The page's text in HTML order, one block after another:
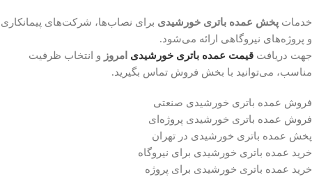
خدمات پخش عمده باتری خورشیدی برای نصاب‌ها، شرکت‌های پیمانکاری
و پروژه‌های نیروگاهی ارائه می‌شود.
جهت دریافت قیمت عمده باتری خورشیدی امروز و انتخاب ظرفیت
مناسب، می‌توانید با بخش فروش تماس بگیرید.
فروش عمده باتری خورشیدی صنعتی
فروش عمده باتری خورشیدی پروژه‌ای
پخش عمده باتری خورشیدی در تهران
خرید عمده باتری خورشیدی برای نیروگاه
خرید عمده باتری خورشیدی برای پروژه